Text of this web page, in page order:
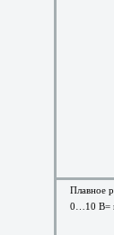
Плавное
0…10 В=